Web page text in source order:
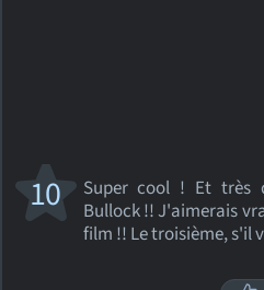
Super cool ! Et très
Bullock !! J'aimerais
film !! Le troisième, s'il
10